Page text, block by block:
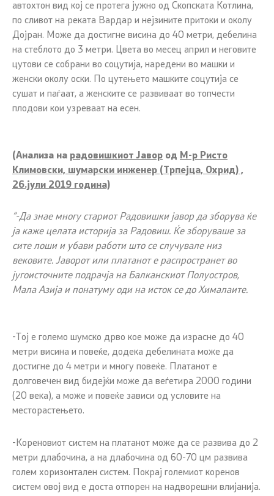
автохтон вид кој се протега јужно од Скопската Котлина,
по сливот на реката Вардар и нејзините притоки и околу
Дојран. Може да достигне висина до 40 метри, дебелина
на стеблото до 3 метри. Цвета во месец април и неговите
цутови се собрани во соцутија, наредени во машки и
женски околу оски. По цутењето машките соцутија се
сушат и паѓаат, а женските се развиваат во топчести
плодови кои узреваат на есен.
(Анализа на радовишкиот Јавор од М-р Ристо
Климовски, шумарски инженер (Трпејца, Охрид) ,
26.јули 2019 година)
“-Да знае многу стариот Радовишки јавор да зборува ќе
ја каже целата историја за Радовиш. Ќе зборуваше за
сите лоши и убави работи што се случувале низ
вековите. Јаворот или платанот е распространет во
југоисточните подрачја на Балканскиот Полуостров,
Мала Азија и понатуму оди на исток се до Хималаите.
-Тој е големо шумско дрво кое може да израсне до 40
метри висина и повеќе, додека дебелината може да
достигне до 4 метри и многу повеќе. Платанот е
долговечен вид бидејќи може да веѓетира 2000 години
(20 века), а може и повеќе зависи од условите на
месторастењето.
-Кореновиот систем на платанот може да се развива до 2
метри длабочина, а на длабочина од 60-70 цм развива
голем хоризонтален систем. Покрај големиот коренов
систем овој вид е доста отпорен на надворешни влијанија.